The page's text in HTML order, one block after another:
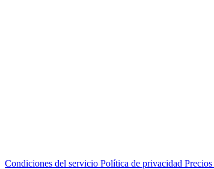
Condiciones del servicio Política de privacidad Precios